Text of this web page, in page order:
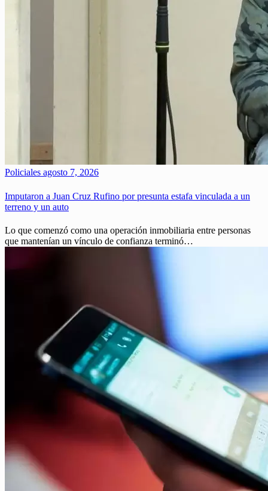
Policiales agosto 7, 2026
Imputaron a Juan Cruz Rufino por presunta estafa vinculada a un
terreno y un auto
Lo que comenzó como una operación inmobiliaria entre personas
que mantenían un vínculo de confianza terminó…